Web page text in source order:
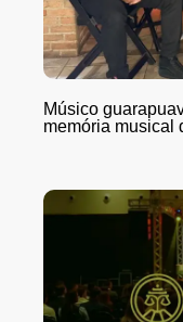
Músico
memória musical